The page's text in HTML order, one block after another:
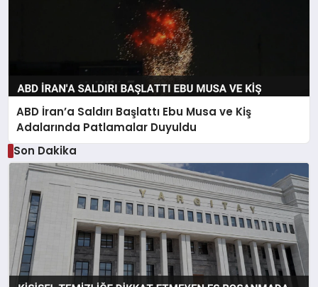
ABD İran’a Saldırı Başlattı Ebu Musa ve Kiş
Adalarında Patlamalar Duyuldu
Son Dakika